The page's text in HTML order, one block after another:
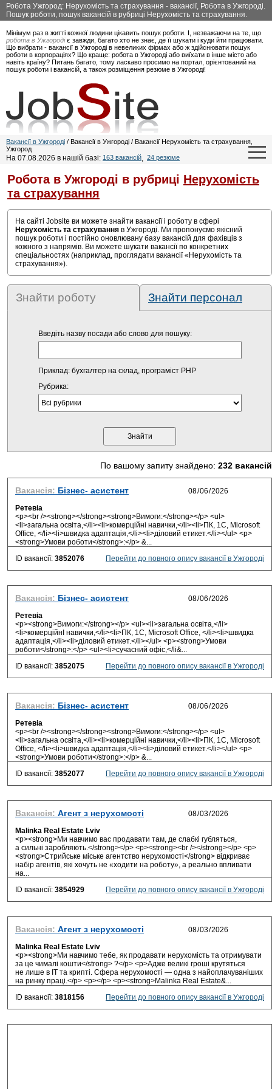
Робота Ужгород: Нерухомість та страхування - вакансії, Робота в Ужгороді.
Пошук роботи, пошук вакансій в рубриці Нерухомість та страхування.
Мінімум раз в житті кожної людини цікавить пошук роботи. І, незважаючи на те, що
робота в Ужгородіє завжди, багато хто не знає, де її шукати і куди йти працювати.
Що вибрати - вакансії в Ужгороді в невеликих фірмах або ж здійснювати пошук
роботи в корпораціях? Що краще: робота в Ужгороді або виїхати в інше місто або
навіть країну? Питань багато, тому ласкаво просимо на портал, орієнтований на
пошук роботи і вакансій, а також розміщення резюме в Ужгороді!
Вакансії в Ужгороді / Вакансії в Ужгороді / Вакансії Нерухомість та страхування,
Ужгород
На 07.08.2026 в нашій базі: 163 вакансій, 24 резюме
Робота в Ужгороді в рубриці Нерухомість
та страхування
На сайті Jobsite ви можете знайти вакансії і роботу в сфері
Нерухомість та страхування в Ужгороді. Ми пропонуємо якісний
пошук роботи і постійно оновлювану базу вакансій для фахівців з
кожного з напрямів. Ви можете шукати вакансії по конкретних
спеціальностях (наприклад, проглядати вакансії «Нерухомість та
страхування»).
Знайти роботу Знайти персонал
Введіть назву посади або слово для пошуку:
Приклад: бухгалтер на склад, програміст PHP
Рубрика:
По вашому запиту знайдено: 232 вакансій
Вакансія: Бізнес- асистент
Ретевіа
<p><br /><strong></strong><strong>Вимоги:</strong></p> <ul>
<li>загальна освiта,</li><li>комерційнi навички,</li><li>ПК, 1С, Microsoft
Office, </li><li>швидка адаптація,</li><li>дiловий етикет.</li></ul> <p>
<strong>Умови роботи</strong>:</p> &...
ID вакансії: 3852076 Перейти до повного опису вакансії в Ужгороді
Вакансія: Бізнес- асистент
Ретевіа
<p><strong>Вимоги:</strong></p> <ul><li>загальна освiта,</li>
<li>комерційнI навички,</li><li>ПК, 1С, Microsoft Office, </li><li>швидка
адаптація,</li><li>дiловий етикет.</li></ul> <p><strong>Умови
роботи</strong>:</p> <ul><li>сучасний офiс,</li&...
ID вакансії: 3852075 Перейти до повного опису вакансії в Ужгороді
Вакансія: Бізнес- асистент
Ретевіа
<p><br /><strong></strong><strong>Вимоги:</strong></p> <ul>
<li>загальна освiта,</li><li>комерційнi навички,</li><li>ПК, 1С, Microsoft
Office, </li><li>швидка адаптація,</li><li>дiловий етикет.</li></ul> <p>
<strong>Умови роботи</strong>:</p> &...
ID вакансії: 3852077 Перейти до повного опису вакансії в Ужгороді
Вакансія: Агент з нерухомості
Malinka Real Estate Lviv
<p><strong>Ми навчимо вас продавати там, де слабкі губляться,
а сильні заробляють.</strong></p> <p><strong><br /></strong></p> <p>
<strong>Стрийське міське агентство нерухомості</strong> відкриває
набір агентів, які хочуть не «ходити на роботу», а реально впливати
на...
ID вакансії: 3854929 Перейти до повного опису вакансії в Ужгороді
Вакансія: Агент з нерухомості
Malinka Real Estate Lviv
<p><strong>Ми навчимо тебе, як продавати нерухомість та отримувати
за це чималі кошти</strong> ?</p> <p>Адже великі гроші крутяться
не лише в IT та крипті. Сфера нерухомості — одна з найоплачуваніших
на ринку праці.</p> <p></p> <p><strong>Malinka Real Estate&...
ID вакансії: 3818156 Перейти до повного опису вакансії в Ужгороді